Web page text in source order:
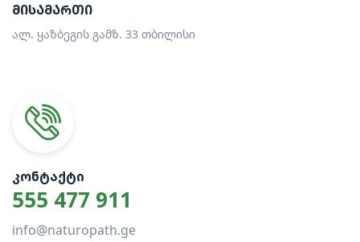
ᲛᲘᲡᲐᲛᲐᲠᲗᲘ
ალ. ყაზბეგის გამზ. 33 თბილისი
ᲙᲝᲜᲢᲐᲥᲢᲘ
555 477 911
info@naturopath.ge